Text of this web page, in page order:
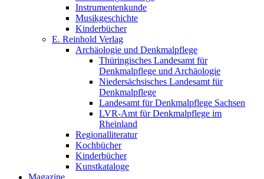
Instrumentenkunde
Musikgeschichte
Kinderbücher
E. Reinhold Verlag
Archäologie und Denkmalpflege
Thüringisches Landesamt für
Denkmalpflege und Archäologie
Niedersächsisches Landesamt für
Denkmalpflege
Landesamt für Denkmalpflege Sachsen
LVR-Amt für Denkmalpflege im
Rheinland
Regionalliteratur
Kochbücher
Kinderbücher
Kunstkataloge
Magazine